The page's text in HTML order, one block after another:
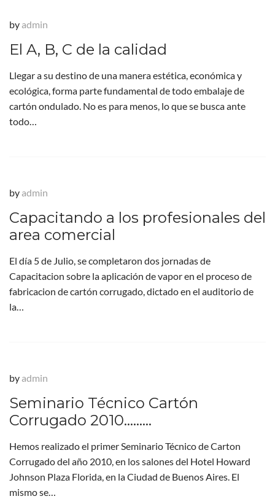
by admin
El A, B, C de la calidad
Llegar a su destino de una manera estética, económica y
ecológica, forma parte fundamental de todo embalaje de
cartón ondulado. No es para menos, lo que se busca ante
todo…
by admin
Capacitando a los profesionales del
area comercial
El día 5 de Julio, se completaron dos jornadas de
Capacitacion sobre la aplicación de vapor en el proceso de
fabricacion de cartón corrugado, dictado en el auditorio de
la…
by admin
Seminario Técnico Cartón
Corrugado 2010………
Hemos realizado el primer Seminario Técnico de Carton
Corrugado del año 2010, en los salones del Hotel Howard
Johnson Plaza Florida, en la Ciudad de Buenos Aires. El
mismo se…